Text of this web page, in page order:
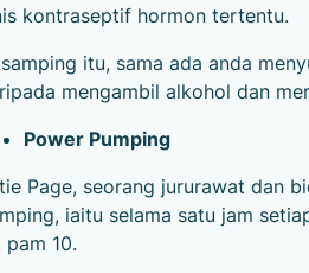
kontraseptif hormon tertentu.
itu, sama ada anda
mengambil alkohol dan
Power Pumping
Page, seorang jururawat dan
iaitu selama satu jam
pam 10.